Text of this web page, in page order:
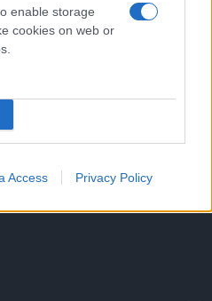
enable storage
cookies on web or
Access Privacy Policy
ολόκληρη η αίθουσα